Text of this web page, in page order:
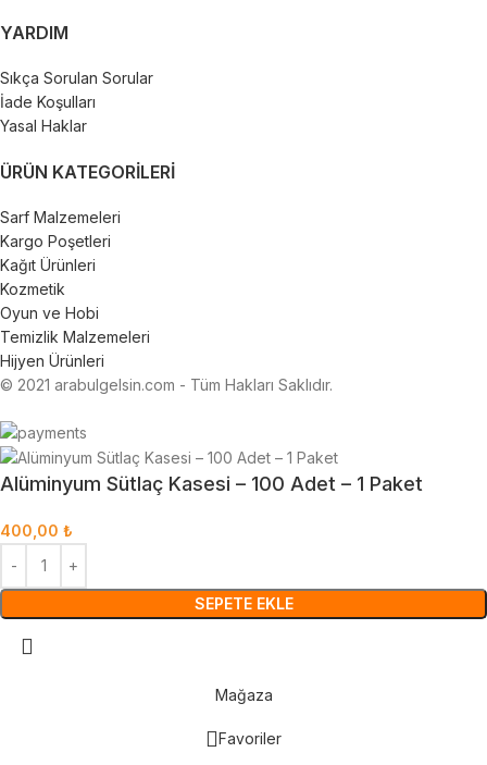
YARDIM
Sıkça Sorulan Sorular
İade Koşulları
Yasal Haklar
ÜRÜN KATEGORILERI
Sarf Malzemeleri
Kargo Poşetleri
Kağıt Ürünleri
Kozmetik
Oyun ve Hobi
Temizlik Malzemeleri
Hijyen Ürünleri
© 2021 arabulgelsin.com - Tüm Hakları Saklıdır.
Alüminyum Sütlaç Kasesi – 100 Adet – 1 Paket
400,00 ₺
SEPETE EKLE
Mağaza
Favoriler